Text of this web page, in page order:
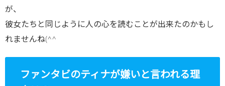
が、
彼女たちと同じように人の心を読むことが出来たのかもし
れませんね(^^
ファンタビのティナが嫌いと言われる理